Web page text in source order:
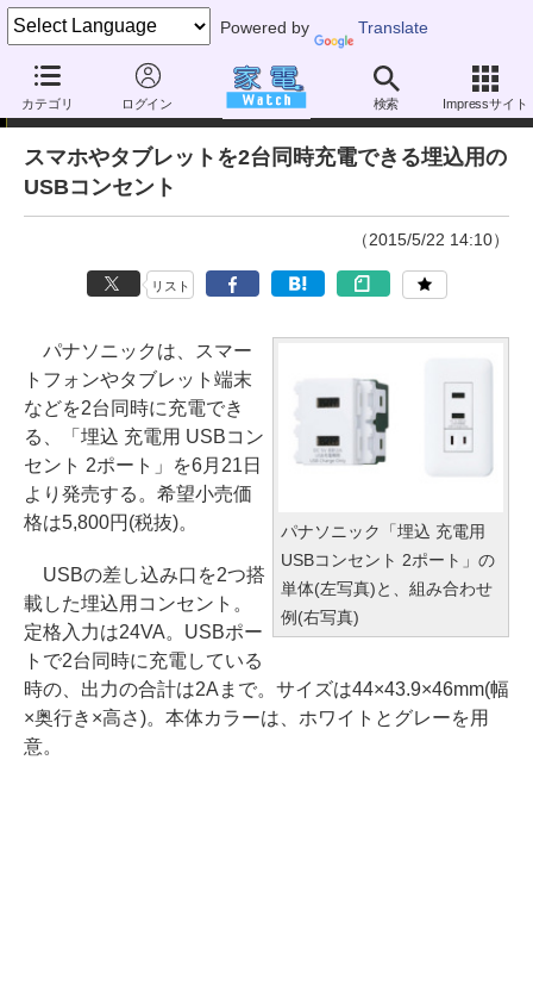
Powered by Translate
カテゴリ ログイン 検索 Impressサイト
ニュース
スマホやタブレットを2台同時充電できる埋込用の
USBコンセント
（2015/5/22 14:10）
リスト
パナソニック「埋込 充電用
USBコンセント 2ポート」の
単体(左写真)と、組み合わせ
例(右写真)
パナソニックは、スマー
トフォンやタブレット端末
などを2台同時に充電でき
る、「埋込 充電用 USBコン
セント 2ポート」を6月21日
より発売する。希望小売価
格は5,800円(税抜)。
USBの差し込み口を2つ搭
載した埋込用コンセント。
定格入力は24VA。USBポー
トで2台同時に充電している
時の、出力の合計は2Aまで。サイズは44×43.9×46mm(幅
×奥行き×高さ)。本体カラーは、ホワイトとグレーを用
意。